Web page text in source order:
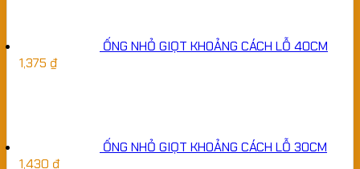
ỐNG NHỎ GIỌT KHOẢNG CÁCH LỖ 40CM
1,375 ₫
ỐNG NHỎ GIỌT KHOẢNG CÁCH LỖ 30CM
1,430 ₫